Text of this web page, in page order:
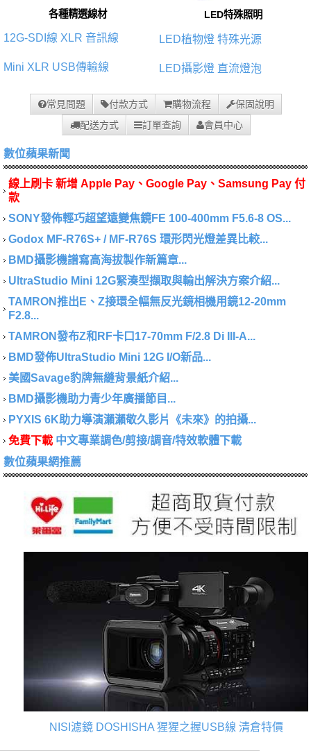
各種精選線材
12G-SDI線 XLR 音訊線
Mini XLR USB傳輸線
LED特殊照明
LED植物燈 特殊光源
LED攝影燈 直流燈泡
常見問題 付款方式 購物流程
保固說明
配送方式
訂單查詢 會員中心
數位蘋果新聞
線上刷卡 新增 Apple Pay、Google Pay、Samsung Pay 付
款
SONY發佈輕巧超望遠變焦鏡FE 100-400mm F5.6-8 OS...
Godox MF-R76S+ / MF-R76S 環形閃光燈差異比較...
BMD攝影機譜寫高海拔製作新篇章...
UltraStudio Mini 12G緊湊型擷取與輸出解決方案介紹...
TAMRON推出E、Z接環全幅無反光鏡相機用鏡12-20mm
F2.8...
TAMRON發布Z和RF卡口17-70mm F/2.8 Di III-A...
BMD發佈UltraStudio Mini 12G I/O新品...
美國Savage豹牌無縫背景紙介紹...
BMD攝影機助力青少年廣播節目...
PYXIS 6K助力導演瀨瀨敬久影片《未來》的拍攝...
免費下載 中文專業調色/剪接/調音/特效軟體下載
數位蘋果網推薦
NISI濾鏡 DOSHISHA 猩猩之握USB線 清倉特價